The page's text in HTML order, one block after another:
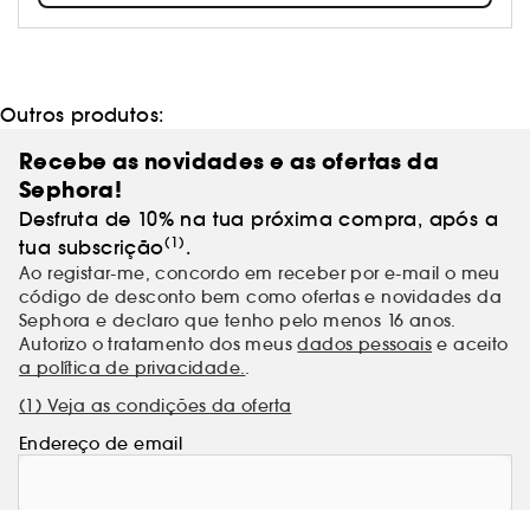
Outros produtos:
Recebe as novidades e as ofertas da
Sephora!
Desfruta de 10% na tua próxima compra, após a
tua subscrição(1) .
Ao registar-me, concordo em receber por e-mail o meu
código de desconto bem como ofertas e novidades da
Sephora e declaro que tenho pelo menos 16 anos.
Autorizo o tratamento dos meusdados pessoais e aceito
a política de privacidade..
(1) Veja as condições da oferta
Endereço de email